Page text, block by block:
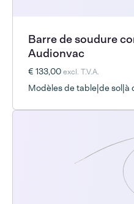
Barre de soudure
Audionvac
€ 133,00excl. T.V.A.
Modèles de table|de sol|à